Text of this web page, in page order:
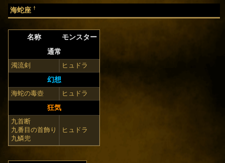
海蛇座 †
名称
モンスター
通常
濁流剣 ヒュドラ
幻想
海蛇の毒壺 ヒュドラ
狂気
九首断
九番目の首飾り
九鱗兜
ヒュドラ